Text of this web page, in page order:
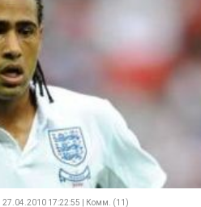
| 27.04.2010 17:22:55 | Комм. (11)